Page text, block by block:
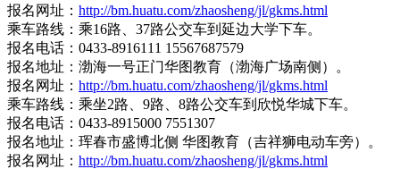
报名网址： http://bm.huatu.com/zhaosheng/jl/gkms.html
乘车路线：乘16路、37路公交车到延边大学下车。
报名电话：0433-8916111 15567687579
报名地址：渤海一号正门华图教育（渤海广场南侧）。
报名网址： http://bm.huatu.com/zhaosheng/jl/gkms.html
乘车路线：乘坐2路、9路、8路公交车到欣悦华城下车。
报名电话：0433-8915000 7551307
报名地址：珲春市盛博北侧 华图教育（吉祥狮电动车旁）。
报名网址： http://bm.huatu.com/zhaosheng/jl/gkms.html